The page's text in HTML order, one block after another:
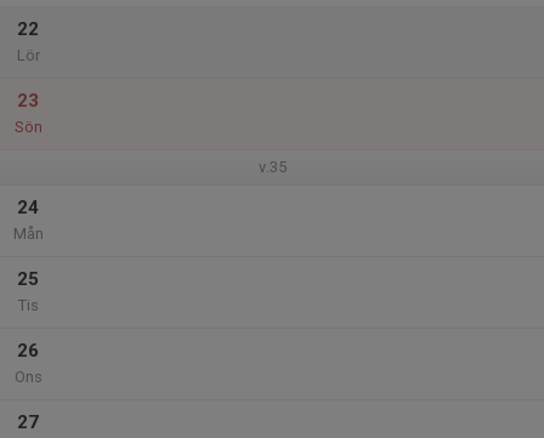
22
Lör
23
Sön
v.35
24
Mån
25
Tis
26
Ons
27